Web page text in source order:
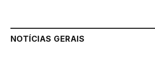
NOTÍCIAS GERAIS